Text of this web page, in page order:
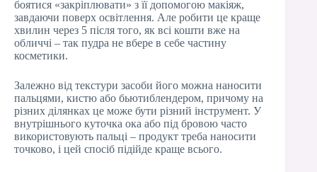
боятися «закріплювати» з її допомогою макіяж,
завдаючи поверх освітлення. Але робити це краще
хвилин через 5 після того, як всі кошти вже на
обличчі – так пудра не вбере в себе частину
косметики.
Залежно від текстури засоби його можна наносити
пальцями, кистю або бьютиблендером, причому на
різних ділянках це може бути різний інструмент. У
внутрішнього куточка ока або під бровою часто
використовують пальці – продукт треба наносити
точково, і цей спосіб підійде краще всього.